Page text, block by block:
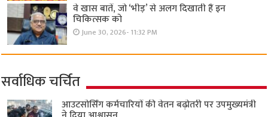
वे खास बातें, जो ‘भीड़’ से अलग दिखाती हैं इन
चिकित्सक को
June 30, 2026- 11:32 PM
सर्वाधिक चर्चित
आउटसोर्सिंग कर्मचारियों की वेतन बढ़ोतरी पर उपमुख्यमंत्री